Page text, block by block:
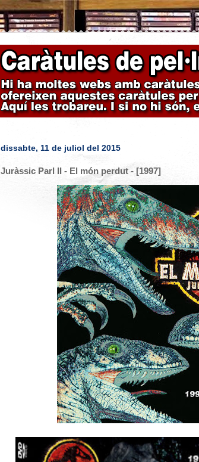
dissabte, 11 de juliol del 2015
Juràssic Parl II - El món perdut - [1997]